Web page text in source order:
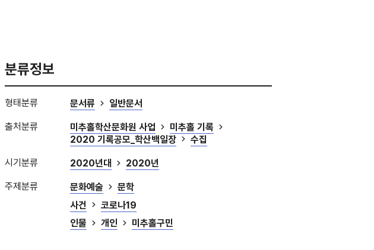
분류정보
형태분류 문서류 일반문서
출처분류 미추홀학산문화원 사업
미추홀 기록
2020 기록공모_학산백일장
수집
시기분류 2020년대 2020년
주제분류 문화예술
문학
사건
코로나19
인물
개인 미추홀구민